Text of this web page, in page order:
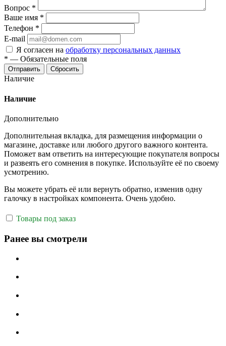
Вопрос *
Ваше имя *
Телефон *
E-mail
Я согласен на обработку персональных данных
* — Обязательные поля
Отправить Сбросить
Наличие
Наличие
Дополнительно
Дополнительная вкладка, для размещения информации о
магазине, доставке или любого другого важного контента.
Поможет вам ответить на интересующие покупателя вопросы
и развеять его сомнения в покупке. Используйте её по своему
усмотрению.
Вы можете убрать её или вернуть обратно, изменив одну
галочку в настройках компонента. Очень удобно.
Товары под заказ
Ранее вы смотрели